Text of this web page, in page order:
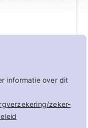
informatie over dit
zeker-